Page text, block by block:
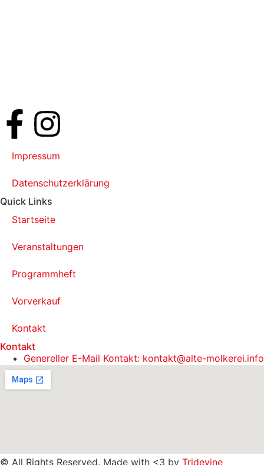
Impressum
Datenschutzerklärung
Quick Links
Startseite
Veranstaltungen
Programmheft
Vorverkauf
Kontakt
Kontakt
Genereller E-Mail Kontakt: kontakt@alte-molkerei.info
© All Rights Reserved. Made with <3 by Tridevine